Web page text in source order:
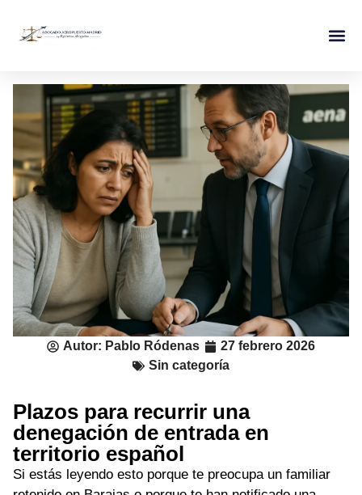
Autor: Pablo Ródenas
27 febrero 2026
Sin categoría
Plazos para recurrir una
denegación de entrada en
territorio español
Si estás leyendo esto porque te preocupa un familiar